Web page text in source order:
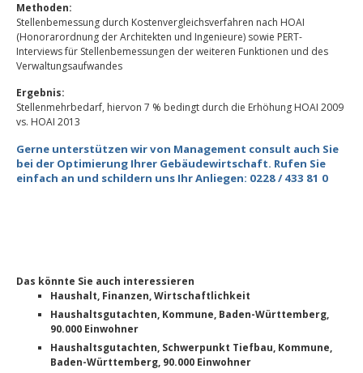
Methoden:
Stellenbemessung durch Kostenvergleichsverfahren nach HOAI
(Honorarordnung der Architekten und Ingenieure) sowie PERT-
Interviews für Stellenbemessungen der weiteren Funktionen und des
Verwaltungsaufwandes
Ergebnis:
Stellenmehrbedarf, hiervon 7 % bedingt durch die Erhöhung HOAI 2009
vs. HOAI 2013
Gerne unterstützen wir von Management consult auch Sie
bei der Optimierung Ihrer Gebäudewirtschaft. Rufen Sie
einfach an und schildern uns Ihr Anliegen: 0228 / 433 81 0
Das könnte Sie auch interessieren
Haushalt, Finanzen, Wirtschaftlichkeit
Haushaltsgutachten, Kommune, Baden-Württemberg,
90.000 Einwohner
Haushaltsgutachten, Schwerpunkt Tiefbau, Kommune,
Baden-Württemberg, 90.000 Einwohner